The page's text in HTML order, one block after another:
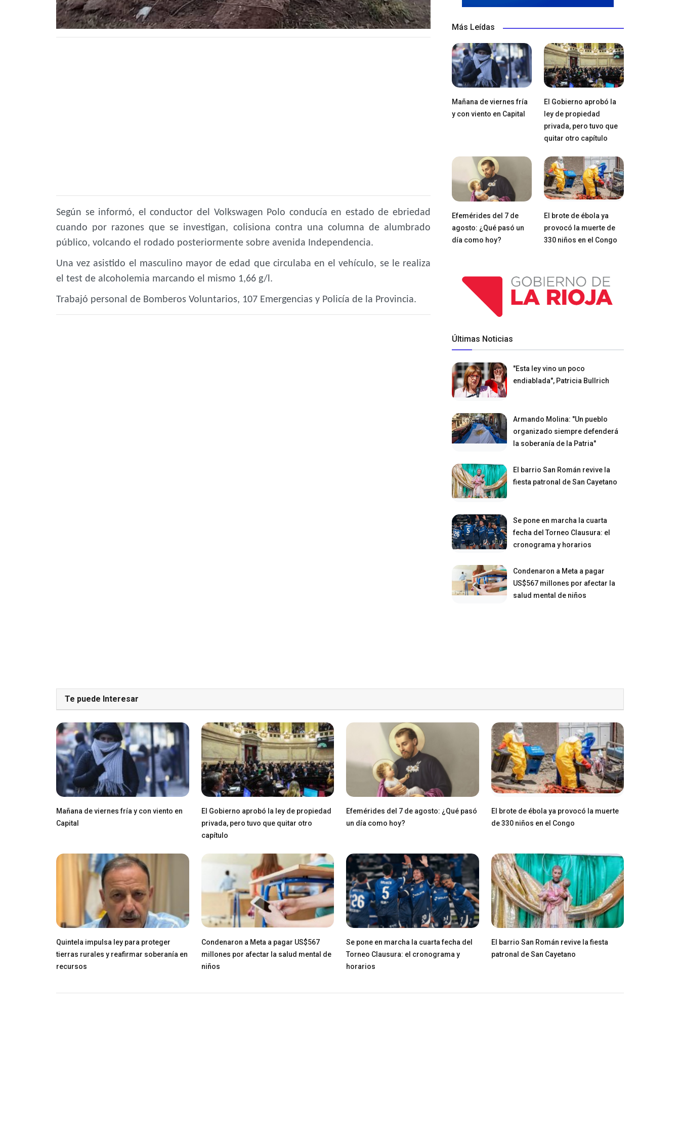
Según se informó, el conductor del Volkswagen Polo conducía en estado de ebriedad
cuando por razones que se investigan, colisiona contra una columna de alumbrado
público, volcando el rodado posteriormente sobre avenida Independencia.
Una vez asistido el masculino mayor de edad que circulaba en el vehículo, se le realiza
el test de alcoholemia marcando el mismo 1,66 g/l.
Trabajó personal de Bomberos Voluntarios, 107 Emergencias y Policía de la Provincia.
Más Leídas
Mañana de viernes fría
y con viento en Capital
El Gobierno aprobó la
ley de propiedad
privada, pero tuvo que
quitar otro capítulo
Efemérides del 7 de
agosto: ¿Qué pasó un
día como hoy?
El brote de ébola ya
provocó la muerte de
330 niños en el Congo
Últimas Noticias
"Esta ley vino un poco
endiablada", Patricia Bullrich
Armando Molina: "Un pueblo
organizado siempre defenderá
la soberanía de la Patria"
El barrio San Román revive la
fiesta patronal de San Cayetano
Se pone en marcha la cuarta
fecha del Torneo Clausura: el
cronograma y horarios
Condenaron a Meta a pagar
US$567 millones por afectar la
salud mental de niños
Te puede Interesar
Mañana de viernes fría y con viento en
Capital
El Gobierno aprobó la ley de propiedad
privada, pero tuvo que quitar otro
capítulo
Efemérides del 7 de agosto: ¿Qué pasó
un día como hoy?
El brote de ébola ya provocó la muerte
de 330 niños en el Congo
Quintela impulsa ley para proteger
tierras rurales y reafirmar soberanía en
recursos
Condenaron a Meta a pagar US$567
millones por afectar la salud mental de
niños
Se pone en marcha la cuarta fecha del
Torneo Clausura: el cronograma y
horarios
El barrio San Román revive la fiesta
patronal de San Cayetano